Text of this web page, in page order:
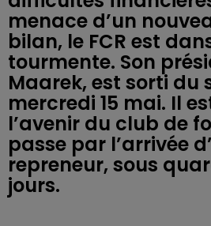
menace d’un
bilan, le FCR est
tourmente. Son
Maarek, est sorti du
mercredi 15 mai. Il
l’avenir du club de
passe par l’arrivée
repreneur, sous
jours.